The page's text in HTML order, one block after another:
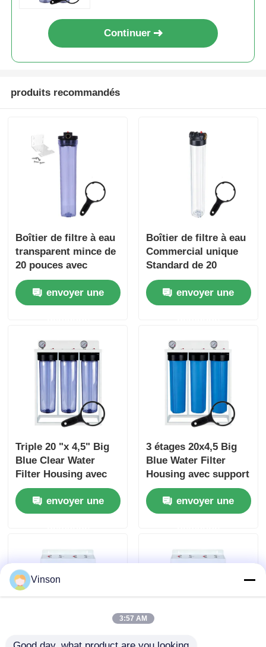
Continuer
produits recommandés
Boîtier de filtre à eau
transparent mince de
20 pouces avec
bouton de
soulagement du
presseur
envoyer une
Boîtier de filtre à eau
Commercial unique
Standard de 20
pouces, système de
pré-filtration,
libération de pression
envoyer une
Triple 20 "x 4,5" Big
Blue Clear Water
Filter Housing avec
jauge de pression C -
C -C
envoyer une
3 étages 20x4,5 Big
Blue Water Filter
Housing avec support
de filtre et
manomètreenvoyer une
Vinson
3:57 AM